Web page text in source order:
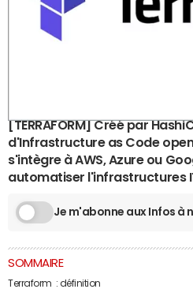
[TERRAFORM] Créé par
d'Infrastructure as Code
s'intègre à AWS, Azure ou
automatiser l'infrastructures
Je m'abonne aux Infos à
SOMMAIRE
Terraform : définition